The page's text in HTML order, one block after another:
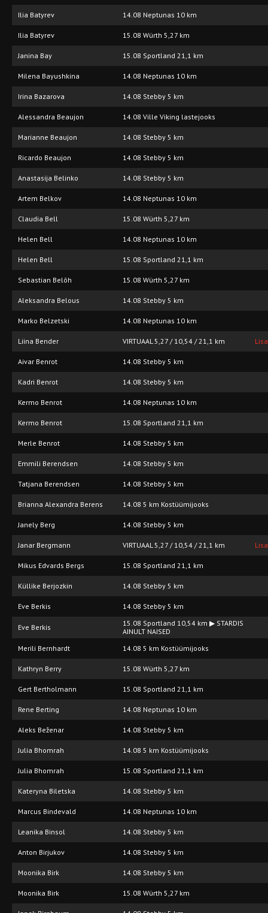
Ilia Batyrev 14.08 Neptunas 10 km
Ilia Batyrev 15.08 Würth 5,27 km
Janina Bay 15.08 Sportland 21,1 km
Milena Bayushkina 14.08 Neptunas 10 km
Irina Bazarova 14.08 Stebby 5 km
Alessandra Beaujon 14.08 Ville Viking lastejooks
Marianne Beaujon 14.08 Stebby 5 km
Ricardo Beaujon 14.08 Stebby 5 km
Anastasija Belinko 14.08 Stebby 5 km
Artem Belkov 14.08 Neptunas 10 km
Claudia Bell 15.08 Würth 5,27 km
Helen Bell 14.08 Neptunas 10 km
Helen Bell 15.08 Sportland 21,1 km
Sebastian Belõh 15.08 Würth 5,27 km
Aleksandra Belous 14.08 Stebby 5 km
Marko Belzetski 14.08 Neptunas 10 km
Liina Bender VIRTUAAL 5,27 / 10,54 / 21,1 km
Aivar Benrot 14.08 Stebby 5 km
Kadri Benrot 14.08 Stebby 5 km
Kermo Benrot 14.08 Neptunas 10 km
Kermo Benrot 15.08 Sportland 21,1 km
Merle Benrot 14.08 Stebby 5 km
Emmili Berendsen 14.08 Stebby 5 km
Tatjana Berendsen 14.08 Stebby 5 km
Brianna Alexandra Berens 14.08 5 km Kostüümijooks
Janely Berg 14.08 Stebby 5 km
Janar Bergmann VIRTUAAL 5,27 / 10,54 / 21,1 km
Mikus Edvards Bergs 15.08 Sportland 21,1 km
Küllike Berjozkin 14.08 Stebby 5 km
Eve Berkis 14.08 Stebby 5 km
Eve Berkis
15.08 Sportland 10,54 km ▶ STARDIS
AINULT NAISED
Merili Bernhardt
14.08 5 km Kostüümijooks
Kathryn Berry 15.08 Würth 5,27 km
Gert Bertholmann 15.08 Sportland 21,1 km
Rene Berting 14.08 Neptunas 10 km
Aleks Beženar 14.08 Stebby 5 km
Julia Bhomrah 14.08 5 km Kostüümijooks
Julia Bhomrah 15.08 Sportland 21,1 km
Kateryna Biletska 14.08 Stebby 5 km
Marcus Bindevald 14.08 Neptunas 10 km
Leanika Binsol 14.08 Stebby 5 km
Anton Birjukov 14.08 Stebby 5 km
Moonika Birk 14.08 Stebby 5 km
Moonika Birk 15.08 Würth 5,27 km